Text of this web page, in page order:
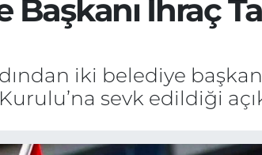
Başkanı İhraç
iki belediye
sevk edildiği